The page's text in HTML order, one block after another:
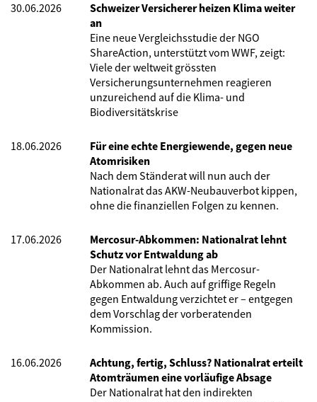
30.06.2026
Schweizer Versicherer heizen Klima weiter
an
Eine neue Vergleichsstudie der NGO
ShareAction, unterstützt vom WWF, zeigt:
Viele der weltweit grössten
Versicherungsunternehmen reagieren
unzureichend auf die Klima- und
Biodiversitätskrise
18.06.2026
Für eine echte Energiewende, gegen neue
Atomrisiken
Nach dem Ständerat will nun auch der
Nationalrat das AKW-Neubauverbot kippen,
ohne die finanziellen Folgen zu kennen.
17.06.2026
Mercosur-Abkommen: Nationalrat lehnt
Schutz vor Entwaldung ab
Der Nationalrat lehnt das Mercosur-
Abkommen ab. Auch auf griffige Regeln
gegen Entwaldung verzichtet er – entgegen
dem Vorschlag der vorberatenden
Kommission.
16.06.2026
Achtung, fertig, Schluss? Nationalrat erteilt
Atomträumen eine vorläufige Absage
Der Nationalrat hat den indirekten